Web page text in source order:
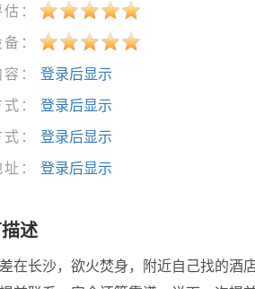
：
：
：
登录后显示
：
登录后显示
：
登录后显示
：
登录后显示
述
在长沙，欲火焚身，附近自己找的酒